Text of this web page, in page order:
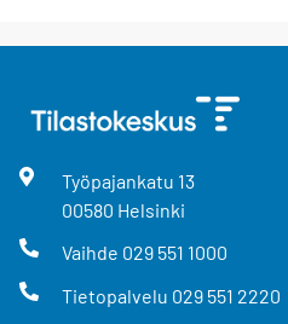
Työpajankatu 13
00580 Helsinki
Vaihde 029 551 1000
Tietopalvelu 029 551 2220